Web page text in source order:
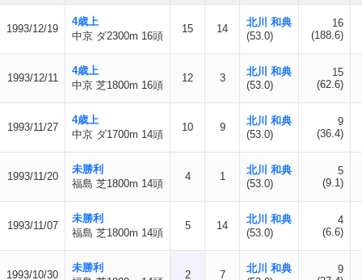
1993/12/19
4歳上
中京 ダ2300m 16頭
15 14
北川 和典
(53.0)
16
(188.6)
1993/12/11
4歳上
中京 芝1800m 16頭
12 3
北川 和典
(53.0)
15
(62.6)
1993/11/27
4歳上
中京 ダ1700m 14頭
10 9
北川 和典
(53.0)
9
(36.4)
1993/11/20
未勝利
福島 芝1800m 14頭
4 1
北川 和典
(53.0)
5
(9.1)
1993/11/07
未勝利
福島 芝1800m 14頭
5 14
北川 和典
(53.0)
4
(6.6)
1993/10/30
未勝利
2 7
北川 和典
9